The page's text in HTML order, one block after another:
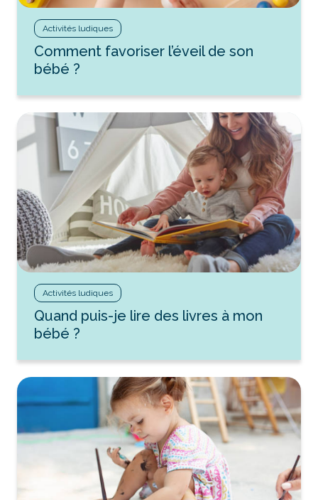
Activités ludiques
Comment favoriser l’éveil de son
bébé ?
Activités ludiques
Quand puis-je lire des livres à mon
bébé ?